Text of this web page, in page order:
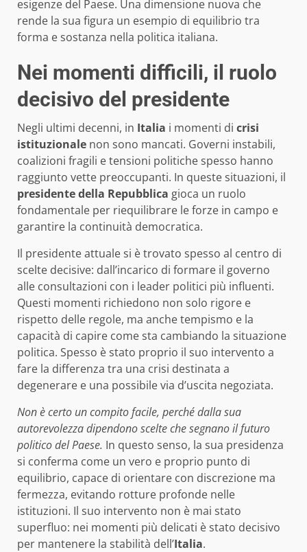
esigenze del Paese. Una dimensione nuova che
rende la sua figura un esempio di equilibrio tra
forma e sostanza nella politica italiana.
Nei momenti difficili, il ruolo
decisivo del presidente
Negli ultimi decenni, in Italia i momenti di crisi
istituzionale non sono mancati. Governi instabili,
coalizioni fragili e tensioni politiche spesso hanno
raggiunto vette preoccupanti. In queste situazioni, il
presidente della Repubblica gioca un ruolo
fondamentale per riequilibrare le forze in campo e
garantire la continuità democratica.
Il presidente attuale si è trovato spesso al centro di
scelte decisive: dall’incarico di formare il governo
alle consultazioni con i leader politici più influenti.
Questi momenti richiedono non solo rigore e
rispetto delle regole, ma anche tempismo e la
capacità di capire come sta cambiando la situazione
politica. Spesso è stato proprio il suo intervento a
fare la differenza tra una crisi destinata a
degenerare e una possibile via d’uscita negoziata.
Non è certo un compito facile, perché dalla sua
autorevolezza dipendono scelte che segnano il futuro
politico del Paese. In questo senso, la sua presidenza
si conferma come un vero e proprio punto di
equilibrio, capace di orientare con discrezione ma
fermezza, evitando rotture profonde nelle
istituzioni. Il suo intervento non è mai stato
superfluo: nei momenti più delicati è stato decisivo
per mantenere la stabilità dell’Italia.